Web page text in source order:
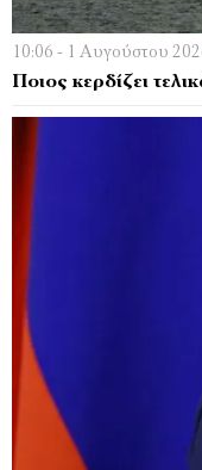
10:06 - 1 Αυγούστου
Ποιος κερδίζει